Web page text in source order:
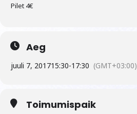
Pilet 4€
Aeg
juuli 7, 201715:30-17:30 (GMT+03:00)
Toimumispaik